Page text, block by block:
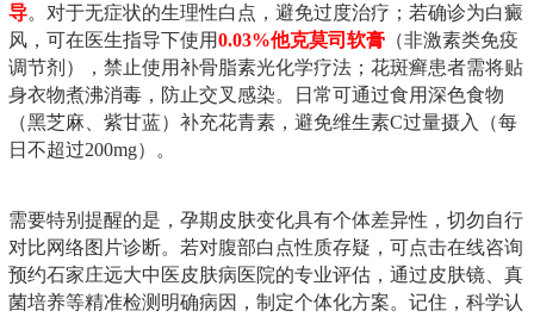
导。对于无症状的生理性白点，避免过度治疗；若确诊为白癜
风，可在医生指导下使用0.03%他克莫司软膏 （非激素类免疫
调节剂），禁止使用补骨脂素光化学疗法；花斑癣患者需将贴
身衣物煮沸消毒，防止交叉感染。日常可通过食用深色食物
（黑芝麻、紫甘蓝）补充花青素，避免维生素C过量摄入（每
日不超过200mg）。
需要特别提醒的是，孕期皮肤变化具有个体差异性，切勿自行
对比网络图片诊断。若对腹部白点性质存疑，可点击在线咨询
预约石家庄远大中医皮肤病医院的专业评估，通过皮肤镜、真
菌培养等精准检测明确病因，制定个体化方案。记住，科学认